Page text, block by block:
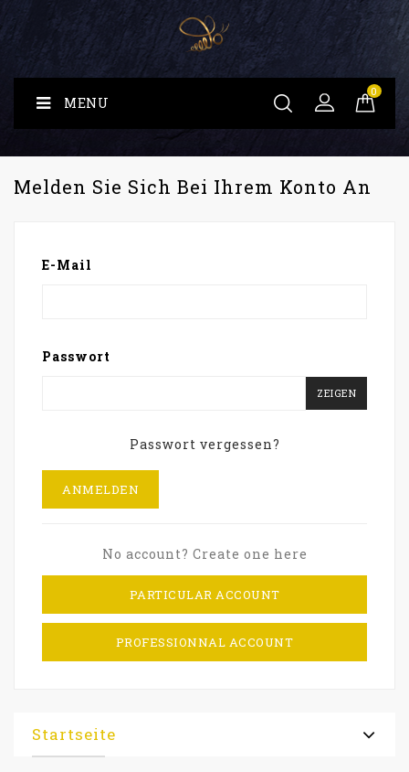
0
MENU
Melden Sie Sich Bei Ihrem Konto An
E-Mail
Passwort
ZEIGEN
Passwort vergessen?
ANMELDEN
No account? Create one here
PARTICULAR ACCOUNT
PROFESSIONNAL ACCOUNT
Startseite